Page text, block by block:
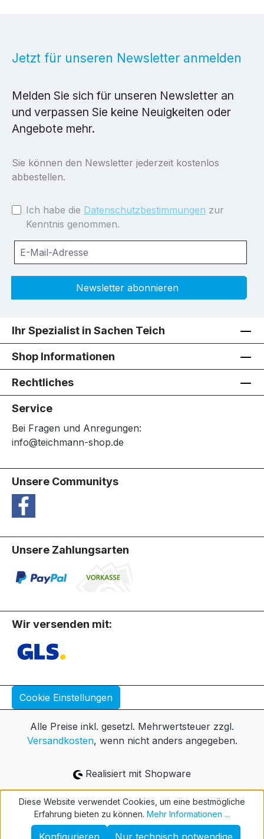
Jetzt für unseren Newsletter anmelden
Melden Sie sich für unseren Newsletter an
und verpassen Sie keine Neuigkeiten oder
Angebote mehr.
Sie können den Newsletter jederzeit kostenlos
abbestellen.
Ich habe die Datenschutzbestimmungen zur
Kenntnis genommen.
Newsletter abonnieren
Ihr Spezialist in Sachen Teich
Shop Informationen
Rechtliches
Service
Bei Fragen und Anregungen:
info@teichmann-shop.de
Unsere Communitys
Unsere Zahlungsarten
Wir versenden mit:
Cookie Einstellungen
Alle Preise inkl. gesetzl. Mehrwertsteuer zzgl.
Versandkosten, wenn nicht anders angegeben.
Realisiert mit Shopware
Diese Website verwendet Cookies, um eine bestmögliche
Erfahrung bieten zu können. Mehr Informationen ...
Nur technisch notwendige
Konfigurieren